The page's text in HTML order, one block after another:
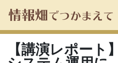
【講演レポート